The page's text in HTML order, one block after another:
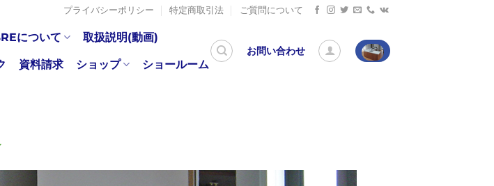
プライバシーポリシー 特定商取引法 ご質問について
について 取扱説明(動画)
資料請求 ショップ ショールーム
お問い合わせ